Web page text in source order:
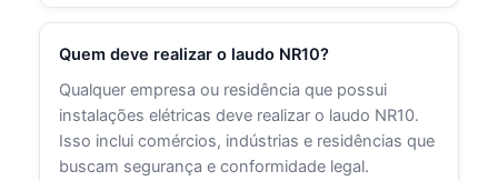
Quem deve realizar o laudo NR10?
Qualquer empresa ou residência que possui
instalações elétricas deve realizar o laudo NR10.
Isso inclui comércios, indústrias e residências que
buscam segurança e conformidade legal.